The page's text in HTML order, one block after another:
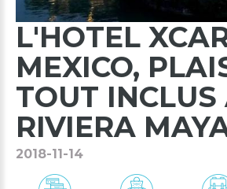
L'HOTEL
MEXICO,
TOUT INCLUS
RIVIERA
2018-11-14